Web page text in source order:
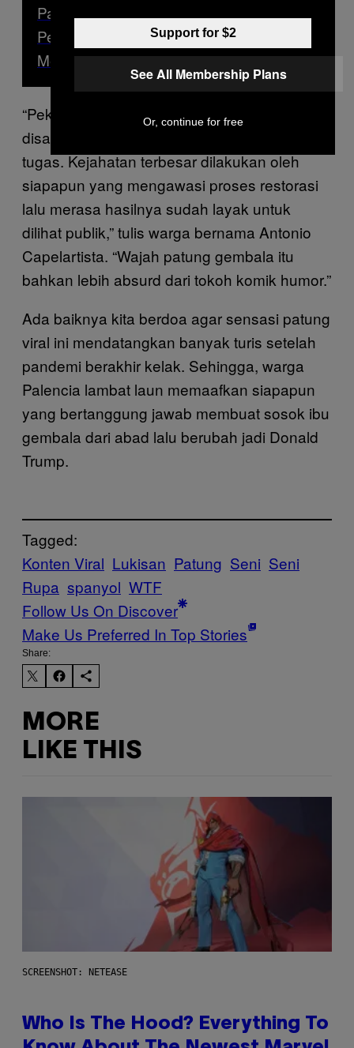
Patung C. Ronaldo Menuai Ejekan, Si
Pemahat Bilang ‘Yesus Saja Tak Bisa
Menyenangkan Semua Orang’
“Pekerja yang melakukan restorasi tidak bisa
disalahkan, mereka sekadar melakukan
tugas. Kejahatan terbesar dilakukan oleh
siapapun yang mengawasi proses restorasi
lalu merasa hasilnya sudah layak untuk
dilihat publik,” tulis warga bernama Antonio
Capelartista. “Wajah patung gembala itu
bahkan lebih absurd dari tokoh komik humor.”
Ada baiknya kita berdoa agar sensasi patung
viral ini mendatangkan banyak turis setelah
pandemi berakhir kelak. Sehingga, warga
Palencia lambat laun memaafkan siapapun
yang bertanggung jawab membuat sosok ibu
gembala dari abad lalu berubah jadi Donald
Trump.
Tagged:
Konten Viral Lukisan Patung Seni Seni
Rupa spanyol WTF
Follow Us On Discover
Make Us Preferred In Top Stories
Share:
MORE
LIKE THIS
SCREENSHOT: NETEASE
Who Is The Hood? Everything To
Support for $2
See All Membership Plans
Or, continue for free